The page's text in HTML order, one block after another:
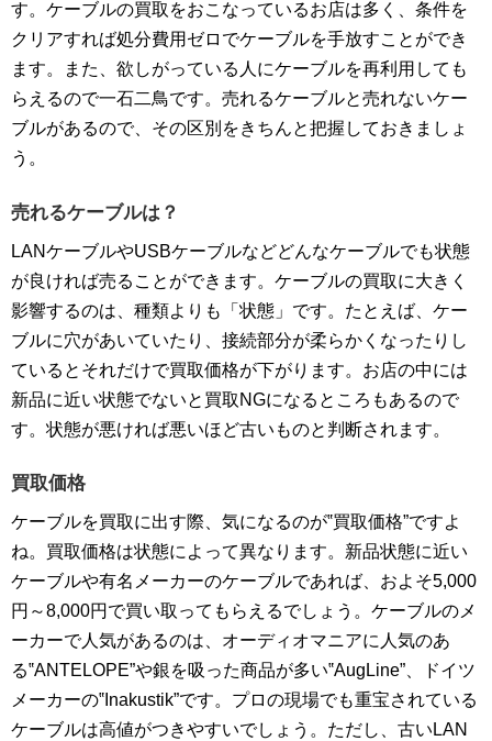
す。ケーブルの買取をおこなっているお店は多く、条件を
クリアすれば処分費用ゼロでケーブルを手放すことができ
ます。また、欲しがっている人にケーブルを再利用しても
らえるので一石二鳥です。売れるケーブルと売れないケー
ブルがあるので、その区別をきちんと把握しておきましょ
う。
売れるケーブルは？
LANケーブルやUSBケーブルなどどんなケーブルでも状態
が良ければ売ることができます。ケーブルの買取に大きく
影響するのは、種類よりも「状態」です。たとえば、ケー
ブルに穴があいていたり、接続部分が柔らかくなったりし
ているとそれだけで買取価格が下がります。お店の中には
新品に近い状態でないと買取NGになるところもあるので
す。状態が悪ければ悪いほど古いものと判断されます。
買取価格
ケーブルを買取に出す際、気になるのが‟買取価格”ですよ
ね。買取価格は状態によって異なります。新品状態に近い
ケーブルや有名メーカーのケーブルであれば、およそ5,000
円～8,000円で買い取ってもらえるでしょう。ケーブルのメ
ーカーで人気があるのは、オーディオマニアに人気のあ
る‟ANTELOPE”や銀を吸った商品が多い‟AugLine”、ドイツ
メーカーの‟Inakustik”です。プロの現場でも重宝されている
ケーブルは高値がつきやすいでしょう。ただし、古いLAN